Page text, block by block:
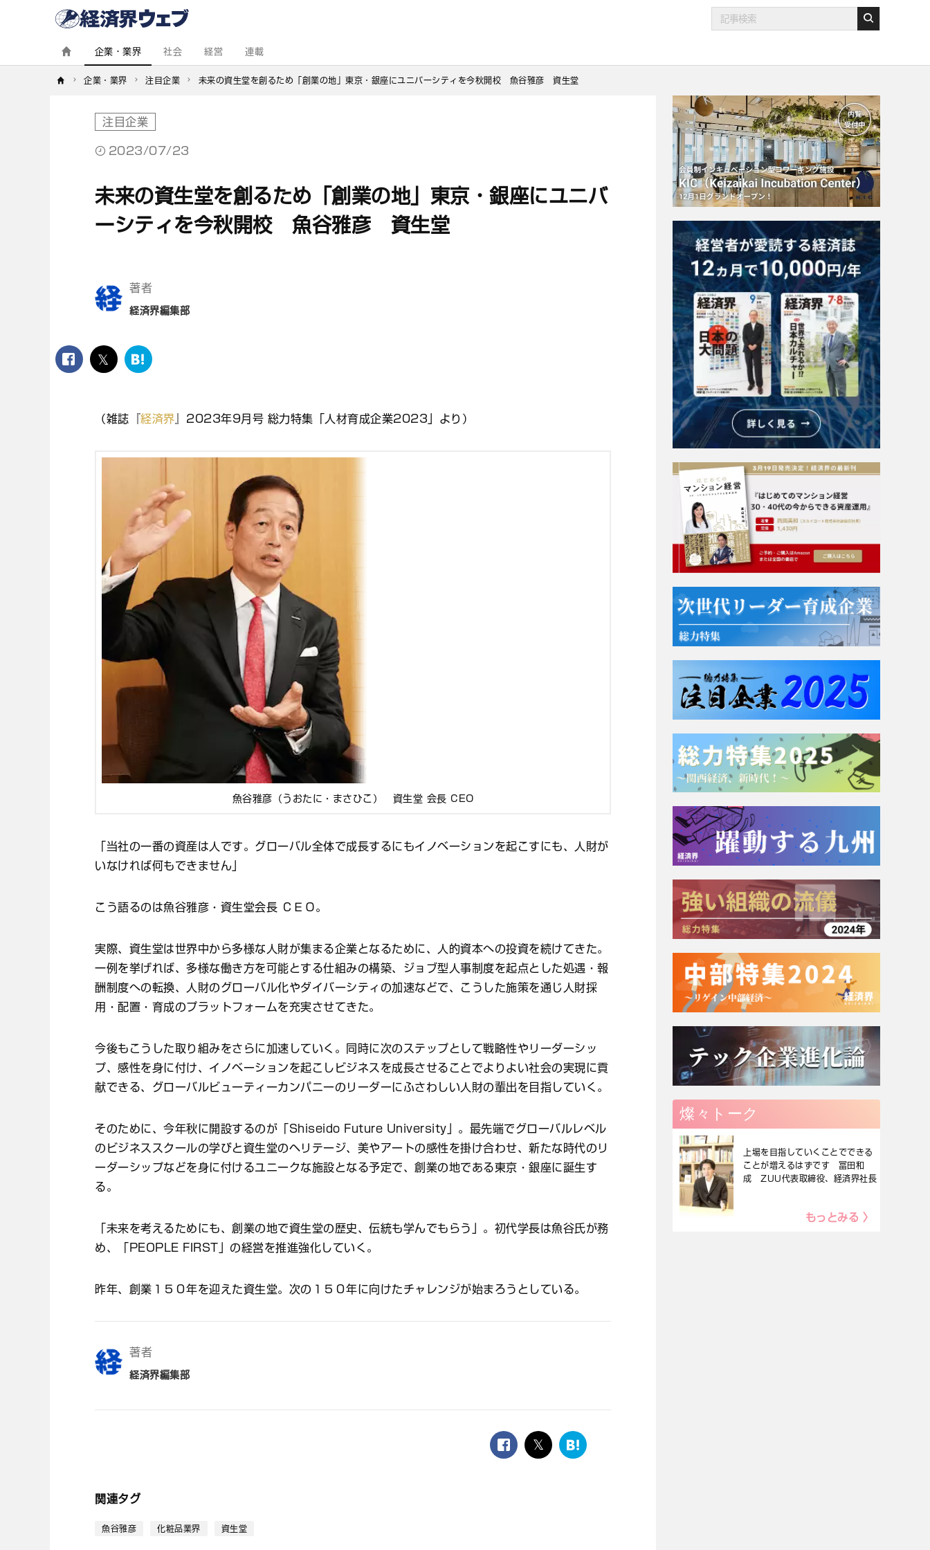
企業・業界 社会 経営 連載
企業・業界 注目企業 未来の資生堂を創るため「創業の地」東京・銀座にユニバーシティを今秋開校　魚谷雅彦　資生堂
注目企業
2023/07/23
未来の資生堂を創るため「創業の地」東京・銀座にユニバ
ーシティを今秋開校 魚谷雅彦 資生堂
著者
経済界編集部
facebook
twitter
は
ッ
ー
（雑誌『 経済界 』2023年9月号 総力特集「人材育成企業2023」より）
魚谷雅彦（うおたに・まさひこ） 資生堂 会長 CEO
「当社の一番の資産は人です。グローバル全体で成長するにもイノベーションを起こすにも、人財が
いなければ何もできません」
こう語るのは魚谷雅彦・資生堂会長 ＣＥＯ。
実際、資生堂は世界中から多様な人財が集まる企業となるために、人的資本への投資を続けてきた。
一例を挙げれば、多様な働き方を可能とする仕組みの構築、ジョブ型人事制度を起点とした処遇・報
酬制度への転換、人財のグローバル化やダイバーシティの加速などで、こうした施策を通じ人財採
用・配置・育成のプラットフォームを充実させてきた。
今後もこうした取り組みをさらに加速していく。同時に次のステップとして戦略性やリーダーシッ
プ、感性を身に付け、イノベーションを起こしビジネスを成長させることでよりよい社会の実現に貢
献できる、グローバルビューティーカンパニーのリーダーにふさわしい人財の輩出を目指していく。
そのために、今年秋に開設するのが「Shiseido Future University」。最先端でグローバルレベル
のビジネススクールの学びと資生堂のヘリテージ、美やアートの感性を掛け合わせ、新たな時代のリ
ーダーシップなどを身に付けるユニークな施設となる予定で、創業の地である東京・銀座に誕生す
る。
「未来を考えるためにも、創業の地で資生堂の歴史、伝統も学んでもらう」。初代学長は魚谷氏が務
め、「PEOPLE FIRST」の経営を推進強化していく。
昨年、創業１５０年を迎えた資生堂。次の１５０年に向けたチャレンジが始まろうとしている。
著者
経済界編集部
facebook
twitter
は
関連タグ
魚谷雅彦 化粧品業界 資生堂
燦々トーク
上場を目指していくことでできる
ことが増えるはずです 冨田和
成 ZUU代表取締役、経済界社長
もっとみる 〉